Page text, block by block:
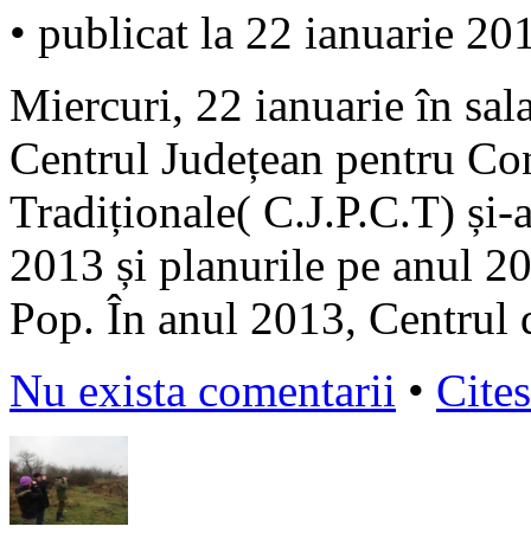
• publicat la 22 ianuarie
Miercuri, 22 ianuarie în
Centrul Județean pentru
Tradiționale( C.J.P.C.T) și-
2013 și planurile pe anul
Pop. În anul 2013, Centrul
Nu exista comentarii •